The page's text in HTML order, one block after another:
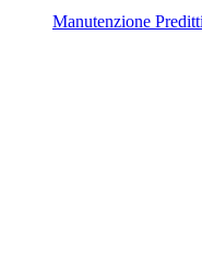
Manutenzione